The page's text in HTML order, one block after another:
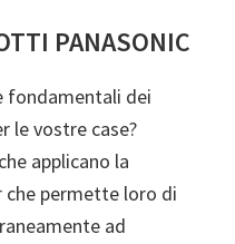
PANASONIC
fondamentali dei
le vostre case?
applicano la
permette loro di
ad